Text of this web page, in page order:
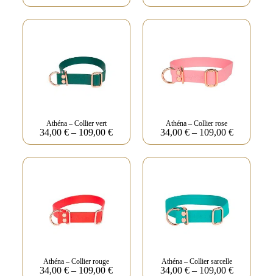
Athéna – Collier vert
34,00€ – 109,00€
Athéna – Collier rose
34,00 €– 109,00 €
Athéna – Collier rouge
34,00€ – 109,00€
Athéna – Collier sarcelle
34,00 €– 109,00 €